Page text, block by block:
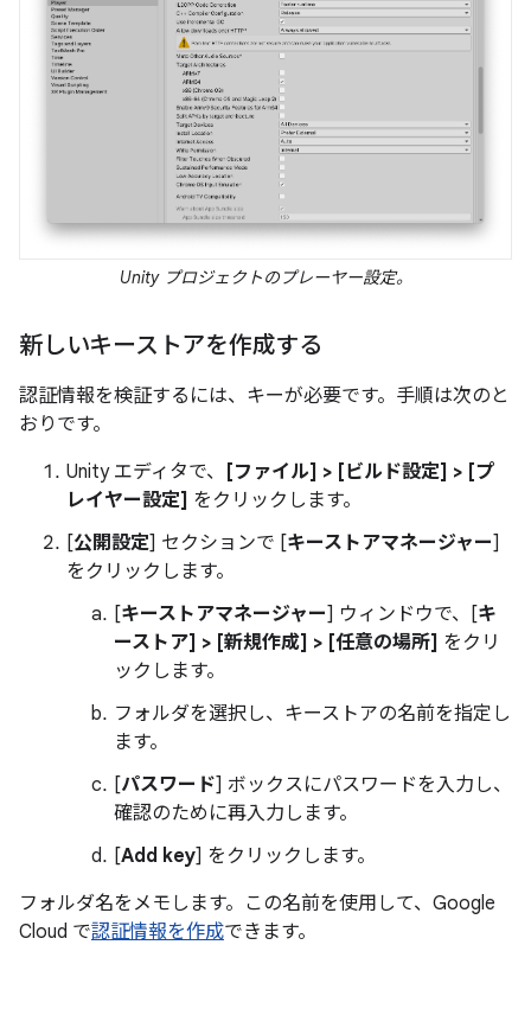
Unity プロジェクトのプレーヤー設定。
新しいキーストアを作成する
認証情報を検証するには、キーが必要です。手順は次のと
おりです。
Unity エディタで、
[ファイル] > [ビルド設定] > [プ
レイヤー設定] をクリックします。
[公開設定] セクションで [キーストアマネージャー]
をクリックします。
[キーストアマネージャー] ウィンドウで、[キ
ーストア] > [新規作成] > [任意の場所] をクリ
ックします。
フォルダを選択し、キーストアの名前を指定し
ます。
[パスワード] ボックスにパスワードを入力し、
確認のために再入力します。
[Add key] をクリックします。
フォルダ名をメモします。この名前を使用して、Google
Cloud で認証情報を作成できます。